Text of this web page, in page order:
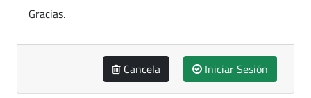
Gracias.
Cancela Iniciar Sesión